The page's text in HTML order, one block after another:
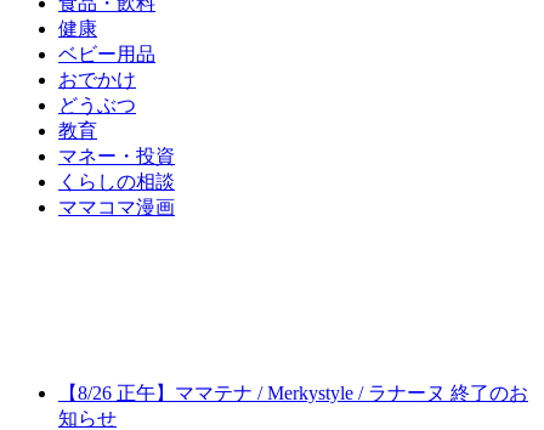
健康
ベビー用品
おでかけ
どうぶつ
教育
マネー・投資
くらしの相談
ママコマ漫画
【8/26 正午】ママテナ / Merkystyle / ラナーヌ 終了のお
知らせ